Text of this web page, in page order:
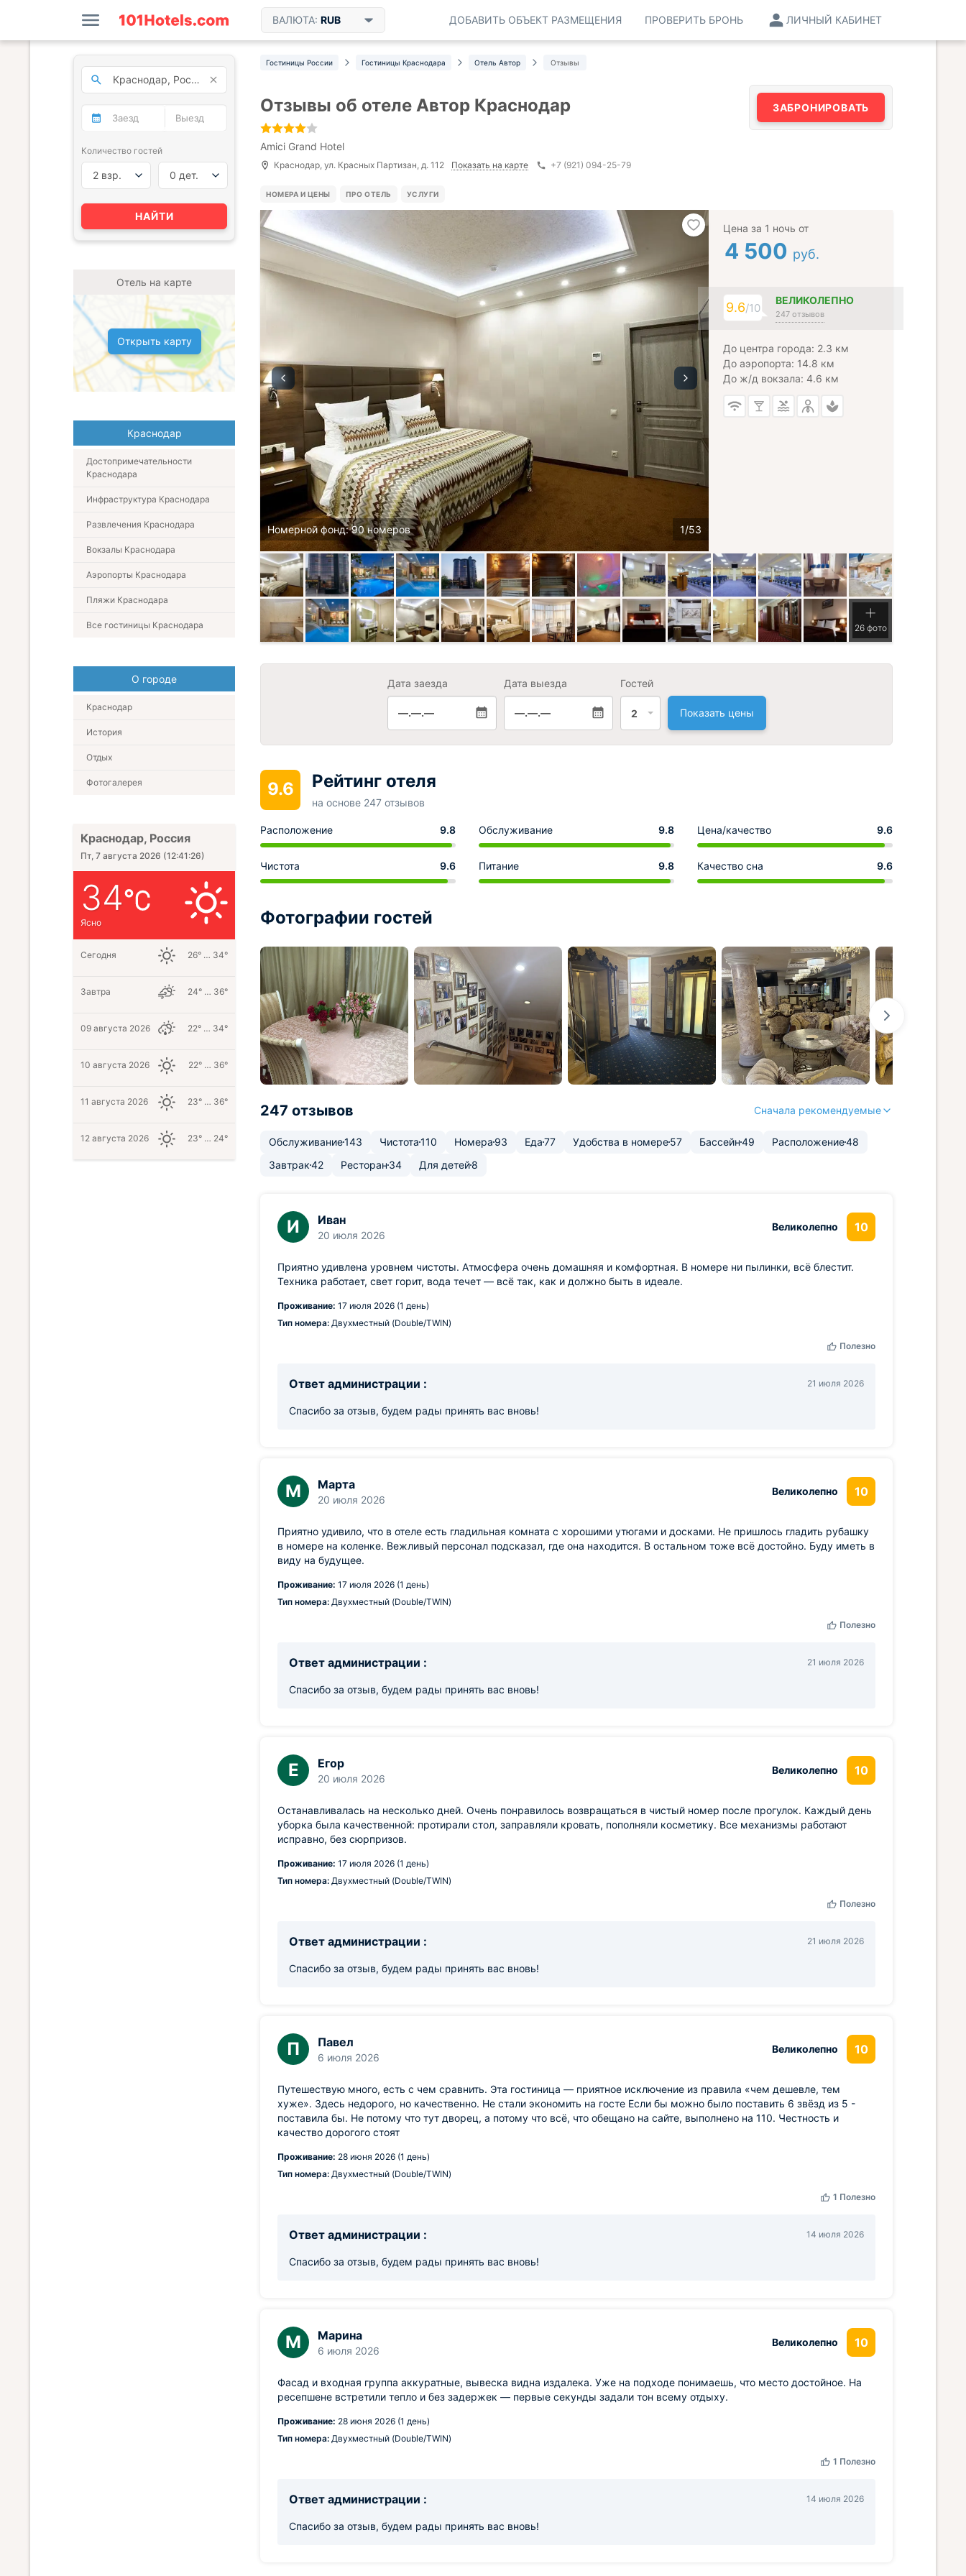
ВАЛЮТА: RUB ЛИЧНЫЙ КАБИНЕТ
ПРОВЕРИТЬ БРОНЬ
ДОБАВИТЬ ОБЪЕКТ РАЗМЕЩЕНИЯ
Гостиницы России Гостиницы Краснодара Отель Автор Отзывы
Отзывы об отеле Автор Краснодар
Amici Grand Hotel
Краснодар, ул. Красных Партизан, д. 112 Показать на карте +7 (921) 094-25-79
ЗАБРОНИРОВАТЬ
НОМЕРА И ЦЕНЫ ПРО ОТЕЛЬ УСЛУГИ
Номерной фонд: 90 номеров
Цена за 1 ночь от
4 500 руб.
9.6/10
ВЕЛИКОЛЕПНО
247 отзывов
До центра города: 2.3 км
До аэропорта: 14.8 км
До ж/д вокзала: 4.6 км
26 фото
Дата заезда
—.—.—
Дата выезда
—.—.—
Гостей
2 Показать цены
9.6 Рейтинг отеля
на основе 247 отзывов
Расположение 9.8 Обслуживание 9.8 Цена/качество 9.6
Чистота 9.6 Питание 9.8 Качество сна 9.6
Фотографии гостей
247 отзывов Сначала рекомендуемые
Обслуживание143 Чистота110 Номера 93 Еда77 Удобства в номере57 Бассейн49 Расположение48
Завтрак42 Ресторан 34 Для детей8
И Иван
20 июля 2026
Великолепно 10
Приятно удивлена уровнем чистоты. Атмосфера очень домашняя и комфортная. В номере ни пылинки, всё блестит.
Техника работает, свет горит, вода течет — всё так, как и должно быть в идеале.
Проживание: 17 июля 2026 (1 день)
Тип номера: Двухместный (Double/TWIN)
Полезно
Ответ администрации : 21 июля 2026
Спасибо за отзыв, будем рады принять вас вновь!
М Марта
20 июля 2026
Великолепно 10
Приятно удивило, что в отеле есть гладильная комната с хорошими утюгами и досками. Не пришлось гладить рубашку
в номере на коленке. Вежливый персонал подсказал, где она находится. В остальном тоже всё достойно. Буду иметь в
виду на будущее.
Проживание: 17 июля 2026 (1 день)
Тип номера: Двухместный (Double/TWIN)
Полезно
Ответ администрации : 21 июля 2026
Спасибо за отзыв, будем рады принять вас вновь!
Е Егор
20 июля 2026
Великолепно 10
Останавливалась на несколько дней. Очень понравилось возвращаться в чистый номер после прогулок. Каждый день
уборка была качественной: протирали стол, заправляли кровать, пополняли косметику. Все механизмы работают
исправно, без сюрпризов.
Проживание: 17 июля 2026 (1 день)
Тип номера: Двухместный (Double/TWIN)
Полезно
Ответ администрации : 21 июля 2026
Спасибо за отзыв, будем рады принять вас вновь!
П Павел
6 июля 2026
Великолепно 10
Путешествую много, есть с чем сравнить. Эта гостиница — приятное исключение из правила «чем дешевле, тем
хуже». Здесь недорого, но качественно. Не стали экономить на госте Если бы можно было поставить 6 звёзд из 5 -
поставила бы. Не потому что тут дворец, а потому что всё, что обещано на сайте, выполнено на 110. Честность и
качество дорогого стоят
Проживание: 28 июня 2026 (1 день)
Тип номера: Двухместный (Double/TWIN)
1 Полезно
Ответ администрации : 14 июля 2026
Спасибо за отзыв, будем рады принять вас вновь!
М Марина
6 июля 2026
Великолепно 10
Фасад и входная группа аккуратные, вывеска видна издалека. Уже на подходе понимаешь, что место достойное. На
ресепшене встретили тепло и без задержек — первые секунды задали тон всему отдыху.
Проживание: 28 июня 2026 (1 день)
Тип номера: Двухместный (Double/TWIN)
1 Полезно
Ответ администрации : 14 июля 2026
Спасибо за отзыв, будем рады принять вас вновь!
Количество гостей
2 взр. 0 дет.
НАЙТИ
Отель на карте
Открыть карту
Краснодар
Достопримечательности
Краснодара
Инфраструктура Краснодара
Развлечения Краснодара
Вокзалы Краснодара
Аэропорты Краснодара
Пляжи Краснодара
Все гостиницы Краснодара
О городе
Краснодар
История
Отдых
Фотогалерея
Краснодар, Россия
Пт, 7 августа 2026 (12:41:27)
34
Ясно
Сегодня 26° … 34°
Завтра 24° … 36°
09 августа 2026 22° … 34°
10 августа 2026 22° … 36°
11 августа 2026 23° … 36°
12 августа 2026 23° … 24°